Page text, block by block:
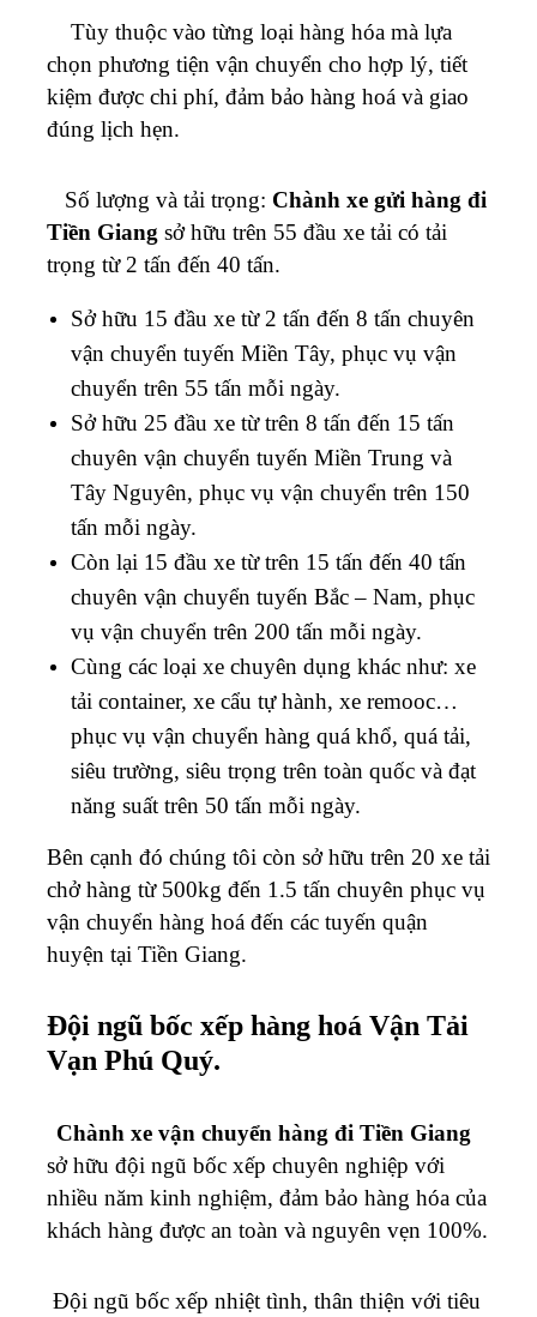
Tùy thuộc vào từng loại hàng hóa mà lựa
chọn phương tiện vận chuyển cho hợp lý, tiết
kiệm được chi phí, đảm bảo hàng hoá và giao
đúng lịch hẹn.
Số lượng và tải trọng: Chành xe gửi hàng đi
Tiền Giang sở hữu trên 55 đầu xe tải có tải
trọng từ 2 tấn đến 40 tấn.
Sở hữu 15 đầu xe từ 2 tấn đến 8 tấn chuyên
vận chuyển tuyến Miền Tây, phục vụ vận
chuyển trên 55 tấn mỗi ngày.
Sở hữu 25 đầu xe từ trên 8 tấn đến 15 tấn
chuyên vận chuyển tuyến Miền Trung và
Tây Nguyên, phục vụ vận chuyển trên 150
tấn mỗi ngày.
Còn lại 15 đầu xe từ trên 15 tấn đến 40 tấn
chuyên vận chuyển tuyến Bắc – Nam, phục
vụ vận chuyển trên 200 tấn mỗi ngày.
Cùng các loại xe chuyên dụng khác như: xe
tải container, xe cẩu tự hành, xe remooc…
phục vụ vận chuyển hàng quá khổ, quá tải,
siêu trường, siêu trọng trên toàn quốc và đạt
năng suất trên 50 tấn mỗi ngày.
Bên cạnh đó chúng tôi còn sở hữu trên 20 xe tải
chở hàng từ 500kg đến 1.5 tấn chuyên phục vụ
vận chuyển hàng hoá đến các tuyến quận
huyện tại Tiền Giang.
Đội ngũ bốc xếp hàng hoá Vận Tải
Vạn Phú Quý.
Chành xe vận chuyển hàng đi Tiền Giang
sở hữu đội ngũ bốc xếp chuyên nghiệp với
nhiều năm kinh nghiệm, đảm bảo hàng hóa của
khách hàng được an toàn và nguyên vẹn 100%.
Đội ngũ bốc xếp nhiệt tình, thân thiện với tiêu